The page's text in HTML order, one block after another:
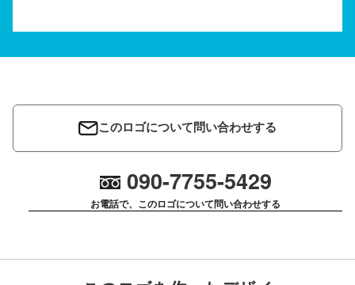
このロゴについて問い合わせする
090-7755-5429
お電話で、このロゴについて問い合わせする